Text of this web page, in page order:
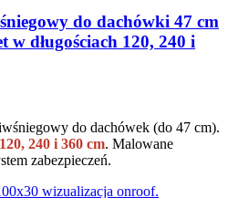
do dachówki 47 cm
długościach 120, 240 i
do dachówek (do 47 cm).
120, 240 i 360 cm. Malowane
zabezpieczeń.